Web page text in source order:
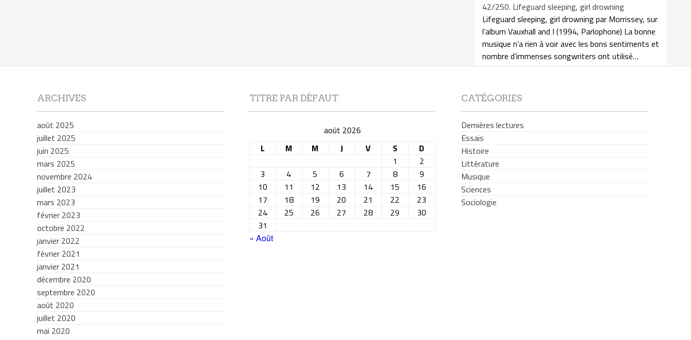
42/250. Lifeguard sleeping, girl drowning
Lifeguard sleeping, girl drowning par Morrissey, sur
l’album Vauxhall and I (1994, Parlophone) La bonne
musique n’a rien à voir avec les bons sentiments et
nombre d’immenses songwriters ont utilisé…
ARCHIVES
août 2025
juillet 2025
juin 2025
mars 2025
novembre 2024
juillet 2023
mars 2023
février 2023
octobre 2022
janvier 2022
février 2021
janvier 2021
décembre 2020
septembre 2020
août 2020
juillet 2020
mai 2020
TITRE PAR DÉFAUT
août 2026
L
M M J V S
D
1
2
3
4 5 6 7 8
9
10
11 12 13 14 15
16
17
18 19 20 21 22
23
24
25 26 27 28 29
30
31
« Août
CATÉGORIES
Dernières lectures
Essais
Histoire
Littérature
Musique
Sciences
Sociologie